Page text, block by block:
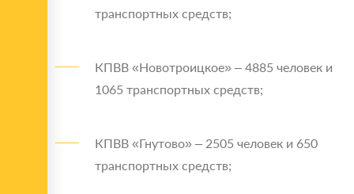
транспортных средств;
КПВВ «Новотроицкое» – 4885 человек и
1065 транспортных средств;
КПВВ «Гнутово» – 2505 человек и 650
транспортных средств;